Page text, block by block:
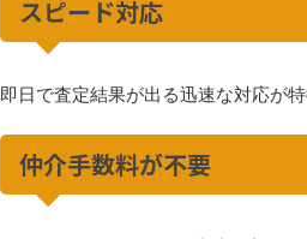
スピード対応
即日で査定結果が出る迅速な対応が
仲介手数料が不要